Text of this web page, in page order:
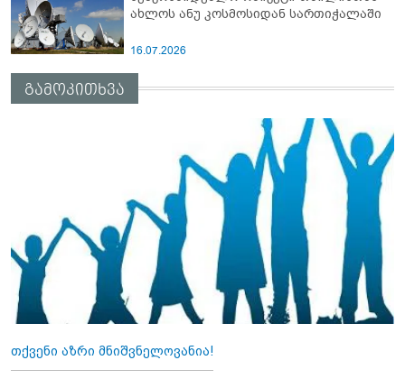
ახლოს ანუ კოსმოსიდან სართიჭალაში
16.07.2026
გამოკითხვა
თქვენი აზრი მნიშვნელოვანია!